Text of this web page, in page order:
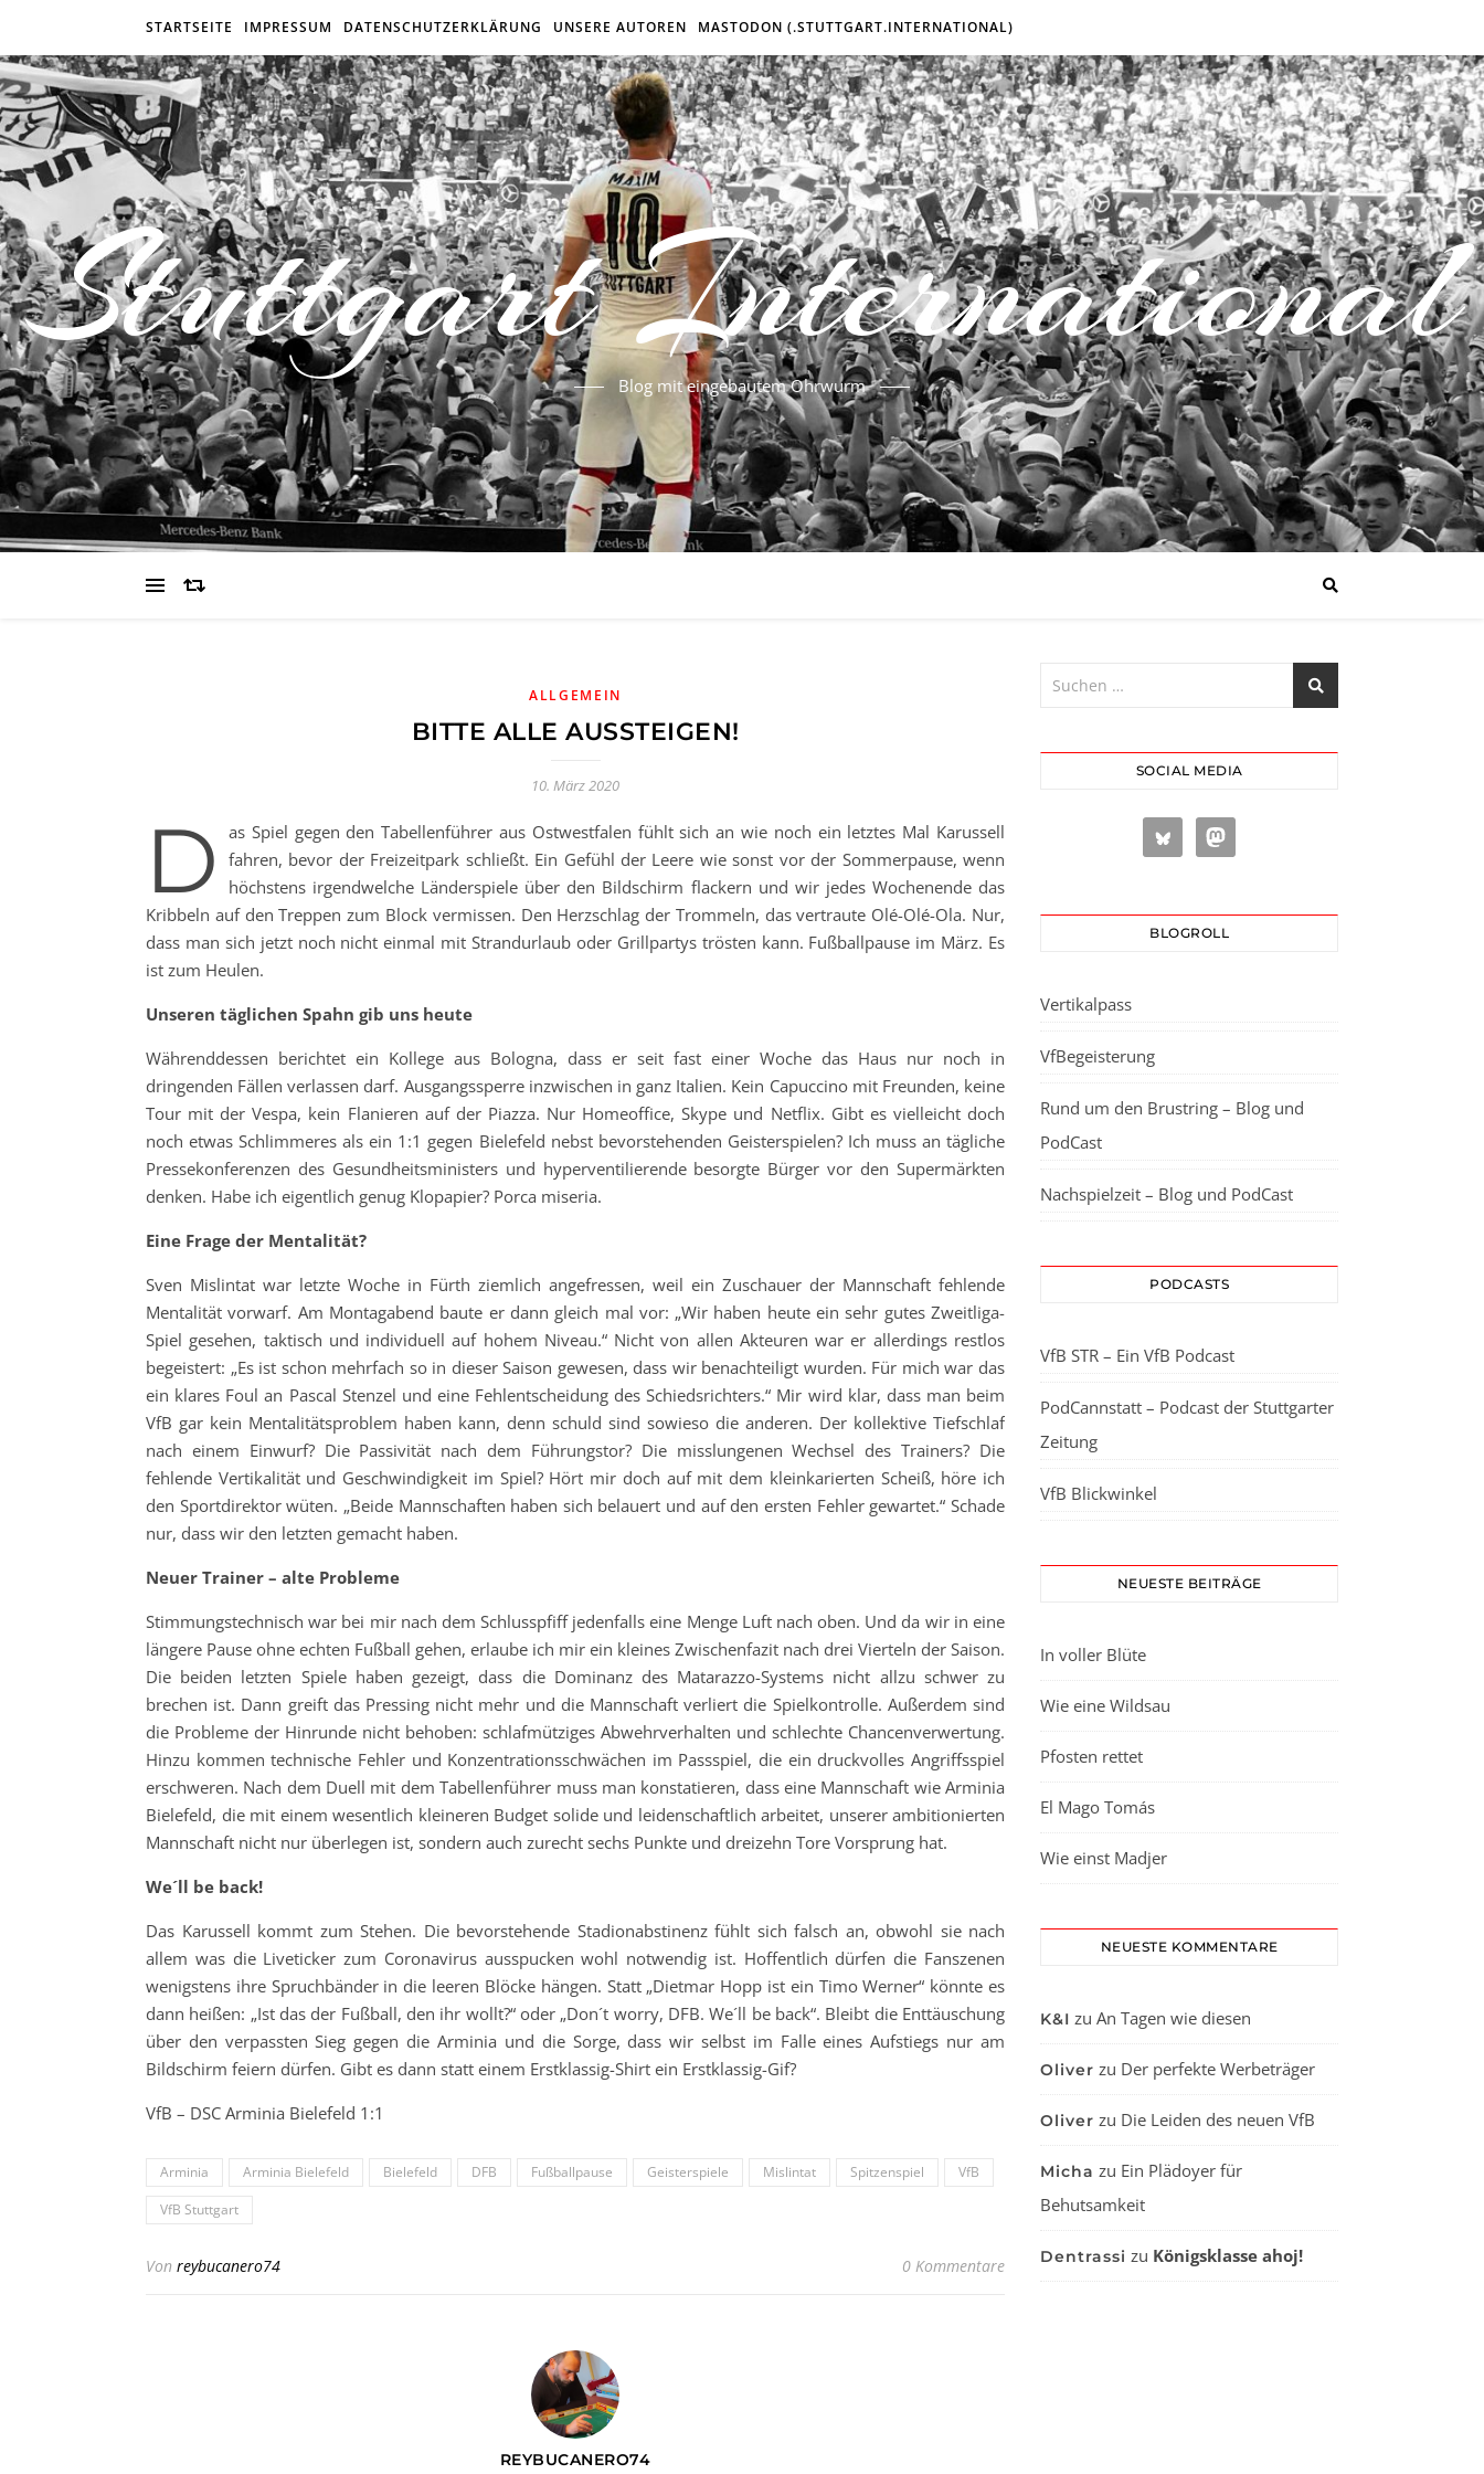
STARTSEITE IMPRESSUM DATENSCHUTZERKLÄRUNG UNSERE AUTOREN MASTODON (.STUTTGART.INTERNATIONAL)
Stuttgart International
Blog mit eingebautem Ohrwurm
ALLGEMEIN
BITTE ALLE AUSSTEIGEN!
10. März 2020
D
as Spiel gegen den Tabellenführer aus Ostwestfalen fühlt sich an wie noch ein letztes Mal Karussell
fahren, bevor der Freizeitpark schließt. Ein Gefühl der Leere wie sonst vor der Sommerpause, wenn
höchstens irgendwelche Länderspiele über den Bildschirm flackern und wir jedes Wochenende das
Kribbeln auf den Treppen zum Block vermissen. Den Herzschlag der Trommeln, das vertraute Olé-Olé-Ola. Nur,
dass man sich jetzt noch nicht einmal mit Strandurlaub oder Grillpartys trösten kann. Fußballpause im März. Es
ist zum Heulen.
Unseren täglichen Spahn gib uns heute
Währenddessen berichtet ein Kollege aus Bologna, dass er seit fast einer Woche das Haus nur noch in
dringenden Fällen verlassen darf. Ausgangssperre inzwischen in ganz Italien. Kein Capuccino mit Freunden, keine
Tour mit der Vespa, kein Flanieren auf der Piazza. Nur Homeoffice, Skype und Netflix. Gibt es vielleicht doch
noch etwas Schlimmeres als ein 1:1 gegen Bielefeld nebst bevorstehenden Geisterspielen? Ich muss an tägliche
Pressekonferenzen des Gesundheitsministers und hyperventilierende besorgte Bürger vor den Supermärkten
denken. Habe ich eigentlich genug Klopapier? Porca miseria.
Eine Frage der Mentalität?
Sven Mislintat war letzte Woche in Fürth ziemlich angefressen, weil ein Zuschauer der Mannschaft fehlende
Mentalität vorwarf. Am Montagabend baute er dann gleich mal vor: „Wir haben heute ein sehr gutes Zweitliga-
Spiel gesehen, taktisch und individuell auf hohem Niveau.“ Nicht von allen Akteuren war er allerdings restlos
begeistert: „Es ist schon mehrfach so in dieser Saison gewesen, dass wir benachteiligt wurden. Für mich war das
ein klares Foul an Pascal Stenzel und eine Fehlentscheidung des Schiedsrichters.“ Mir wird klar, dass man beim
VfB gar kein Mentalitätsproblem haben kann, denn schuld sind sowieso die anderen. Der kollektive Tiefschlaf
nach einem Einwurf? Die Passivität nach dem Führungstor? Die misslungenen Wechsel des Trainers? Die
fehlende Vertikalität und Geschwindigkeit im Spiel? Hört mir doch auf mit dem kleinkarierten Scheiß, höre ich
den Sportdirektor wüten. „Beide Mannschaften haben sich belauert und auf den ersten Fehler gewartet.“ Schade
nur, dass wir den letzten gemacht haben.
Neuer Trainer – alte Probleme
Stimmungstechnisch war bei mir nach dem Schlusspfiff jedenfalls eine Menge Luft nach oben. Und da wir in eine
längere Pause ohne echten Fußball gehen, erlaube ich mir ein kleines Zwischenfazit nach drei Vierteln der Saison.
Die beiden letzten Spiele haben gezeigt, dass die Dominanz des Matarazzo-Systems nicht allzu schwer zu
brechen ist. Dann greift das Pressing nicht mehr und die Mannschaft verliert die Spielkontrolle. Außerdem sind
die Probleme der Hinrunde nicht behoben: schlafmütziges Abwehrverhalten und schlechte Chancenverwertung.
Hinzu kommen technische Fehler und Konzentrationsschwächen im Passspiel, die ein druckvolles Angriffsspiel
erschweren. Nach dem Duell mit dem Tabellenführer muss man konstatieren, dass eine Mannschaft wie Arminia
Bielefeld, die mit einem wesentlich kleineren Budget solide und leidenschaftlich arbeitet, unserer ambitionierten
Mannschaft nicht nur überlegen ist, sondern auch zurecht sechs Punkte und dreizehn Tore Vorsprung hat.
We´ll be back!
Das Karussell kommt zum Stehen. Die bevorstehende Stadionabstinenz fühlt sich falsch an, obwohl sie nach
allem was die Liveticker zum Coronavirus ausspucken wohl notwendig ist. Hoffentlich dürfen die Fanszenen
wenigstens ihre Spruchbänder in die leeren Blöcke hängen. Statt „Dietmar Hopp ist ein Timo Werner“ könnte es
dann heißen: „Ist das der Fußball, den ihr wollt?“ oder „Don´t worry, DFB. We´ll be back“. Bleibt die Enttäuschung
über den verpassten Sieg gegen die Arminia und die Sorge, dass wir selbst im Falle eines Aufstiegs nur am
Bildschirm feiern dürfen. Gibt es dann statt einem Erstklassig-Shirt ein Erstklassig-Gif?
VfB – DSC Arminia Bielefeld 1:1
Arminia Arminia Bielefeld Bielefeld DFB Fußballpause Geisterspiele Mislintat Spitzenspiel
VfB
VfB Stuttgart
Von reybucanero74 0 Kommentare
REYBUCANERO74
SOCIAL MEDIA
BLOGROLL
Vertikalpass
VfBegeisterung
Rund um den Brustring – Blog und
PodCast
Nachspielzeit – Blog und PodCast
PODCASTS
VfB STR – Ein VfB Podcast
PodCannstatt – Podcast der Stuttgarter
Zeitung
VfB Blickwinkel
NEUESTE BEITRÄGE
In voller Blüte
Wie eine Wildsau
Pfosten rettet
El Mago Tomás
Wie einst Madjer
NEUESTE KOMMENTARE
K&I zu An Tagen wie diesen
Oliver zu Der perfekte Werbeträger
Oliver zu Die Leiden des neuen VfB
Micha zu Ein Plädoyer für
Behutsamkeit
Dentrassi zu Königsklasse ahoj!